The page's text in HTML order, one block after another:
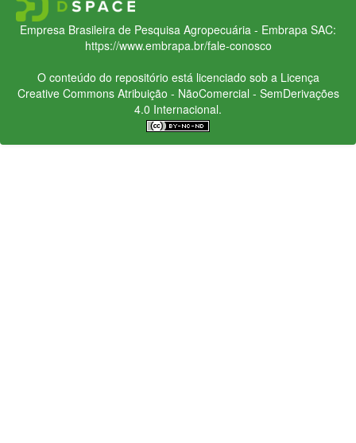
Empresa Brasileira de Pesquisa Agropecuária - Embrapa SAC:
https://www.embrapa.br/fale-conosco
O conteúdo do repositório está licenciado sob a Licença
Creative CommonsAtribuição - NãoComercial - SemDerivações
4.0 Internacional.